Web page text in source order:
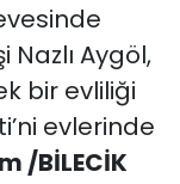
Nazlı Aygöl,
bir evliliği
evlerinde
/BİLECİK